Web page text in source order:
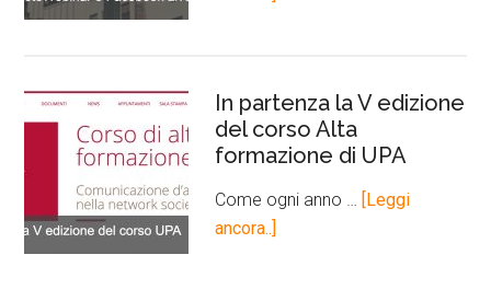
In partenza la V edizione
del corso Alta
formazione di UPA
Come ogni anno …
[Leggi
ancora..]